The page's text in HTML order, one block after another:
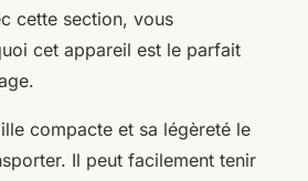
cette section, vous
cet appareil est le parfait
compacte et sa légèreté le
Il peut facilement tenir